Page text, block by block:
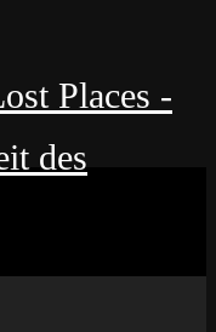
Places -
des